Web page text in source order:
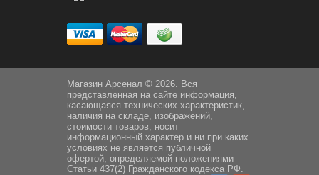
Магазин Арсенал © 2026. Вся
представленная на сайте информация,
касающаяся технических характеристик,
наличия на складе, изображений,
стоимости товаров, носит
информационный характер и ни при каких
условиях не является публичной
офертой, определяемой положениями
Статьи 437(2) Гражданского кодекса РФ.